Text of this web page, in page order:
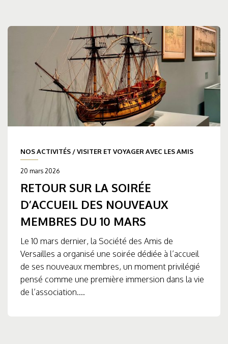
NOS ACTIVITÉS /VISITER ET VOYAGER AVEC LES AMIS
20 mars 2026
RETOUR SUR LA SOIRÉE
D’ACCUEIL DES NOUVEAUX
MEMBRES DU 10 MARS
Le 10 mars dernier, la Société des Amis de
Versailles a organisé une soirée dédiée à l’accueil
de ses nouveaux membres, un moment privilégié
pensé comme une première immersion dans la vie
de l’association....